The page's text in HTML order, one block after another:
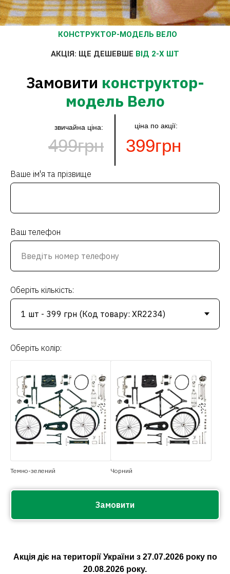
КОНСТРУКТОР-МОДЕЛЬ ВЕЛО
АКЦІЯ: ЩЕ ДЕШЕВШЕ ВІД 2-Х ШТ
Замовити конструктор-
модель Вело
звичайна ціна:
499грн 399грн
ціна по акції:
Ваше ім'я та прізвище
Ваш телефон
Оберіть кількість:
Оберіть колір:
Темно-зелений Чорний
Замовити
Акція діє на території України з 27.07.2026року по
20.08.2026 року.